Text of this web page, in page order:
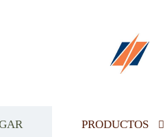
PRODUCTOS